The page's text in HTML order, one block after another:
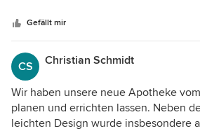
Gefällt mir
CS Christian Schmidt
Wir haben unsere neue Apotheke
planen und errichten lassen. Neben
leichten Design wurde insbesondere